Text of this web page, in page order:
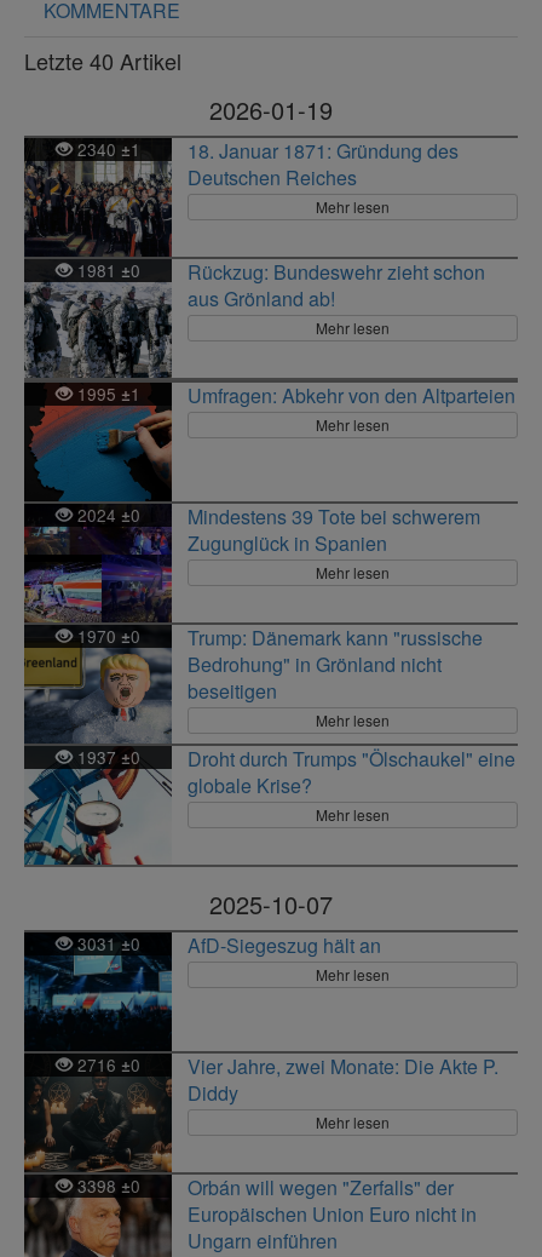
KOMMENTARE
Letzte 40 Artikel
2026-01-19
2340±1
18. Januar 1871: Gründung des
Deutschen Reiches
Mehr lesen
1981 ±0
Rückzug: Bundeswehr zieht schon
aus Grönland ab!
Mehr lesen
1995 ±1 Umfragen: Abkehr von den Altparteien
Mehr lesen
2024 ±0
Mindestens 39 Tote bei schwerem
Zugunglück in Spanien
Mehr lesen
1970±0
Trump: Dänemark kann "russische
Bedrohung" in Grönland nicht
beseitigen
Mehr lesen
1937 ±0
Droht durch Trumps "Ölschaukel" eine
globale Krise?
Mehr lesen
2025-10-07
3031 ±0 AfD-Siegeszug hält an
Mehr lesen
2716 ±0
Vier Jahre, zwei Monate: Die Akte P.
Diddy
Mehr lesen
3398 ±0
Orbán will wegen "Zerfalls" der
Europäischen Union Euro nicht in
Ungarn einführen